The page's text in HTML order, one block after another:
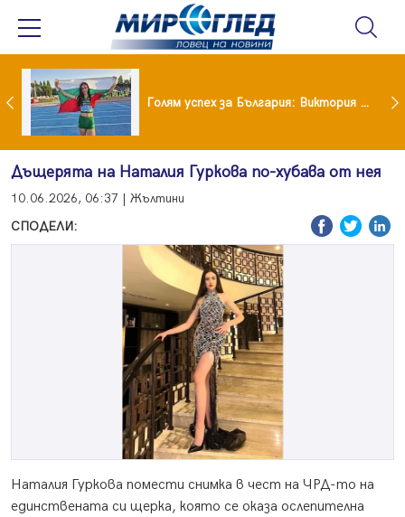
Когато всичко те дразни: тези трикове променят настроението за минути Голям успех за България: Виктория Ангелова грабна световна титла в тройния скок
Дъщерята на Наталия Гуркова по-хубава от нея
10.06.2026, 06:37 | Жълтини
СПОДЕЛИ:
Наталия Гуркова помести снимка в чест на ЧРД-то на
единствената си щерка, която се оказа ослепителна